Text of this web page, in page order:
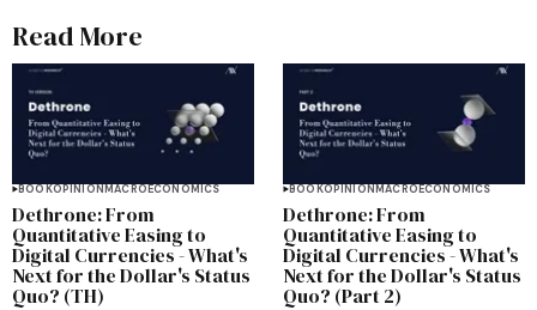
Read More
BOOKOPINIONMACROECONOMICS
Dethrone: From
Quantitative Easing to
Digital Currencies - What's
Next for the Dollar's Status
Quo? (TH)
BOOKOPINIONMACROECONOMICS
Dethrone: From
Quantitative Easing to
Digital Currencies - What's
Next for the Dollar's Status
Quo? (Part 2)